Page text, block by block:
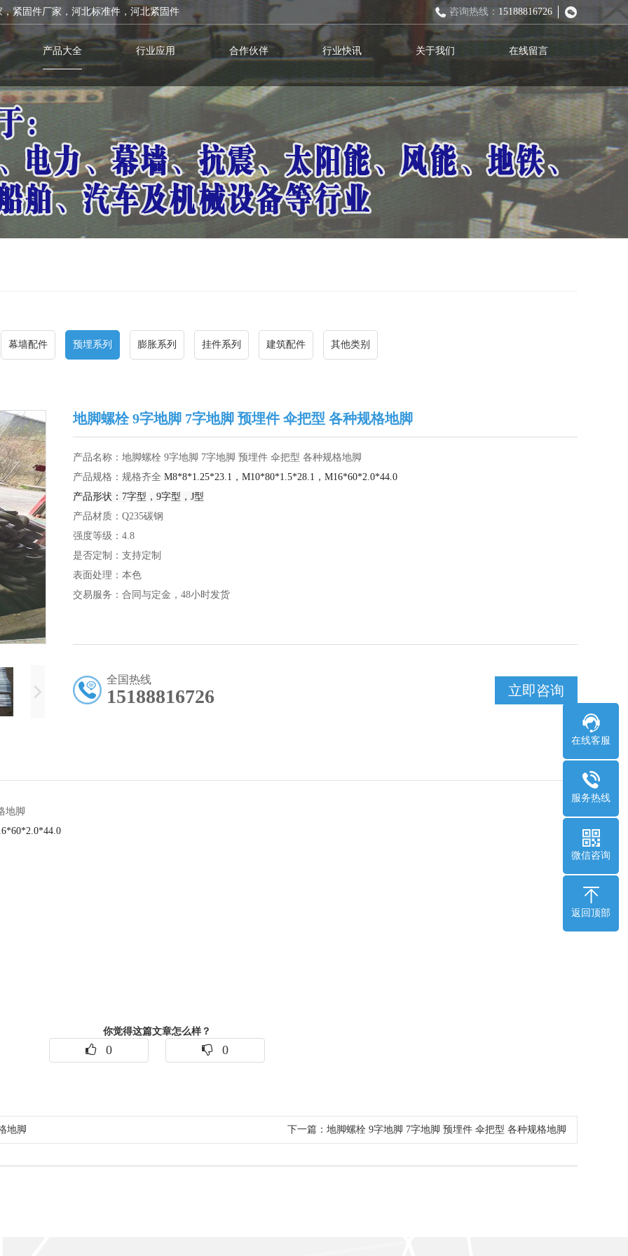
紧固件厂家，河北标准件，河北紧固件 咨询热线： 15188816726
产品大全 行业应用 合作伙伴 行业快讯 关于我们 在线留言
幕墙配件 预埋系列 膨胀系列 挂件系列 建筑配件 其他类别
地脚螺栓 9字地脚 7字地脚 预埋件 伞把型 各种规格地脚
产品名称：地脚螺栓 9字地脚 7字地脚 预埋件 伞把型 各种规格地脚
产品规格：规格齐全 M8*8*1.25*23.1， M10*80*1.5*28.1， M16*60*2.0*44.0
产品形状：7字型，9字型，J型
产品材质： Q235碳钢
强度等级：4.8
是否定制：支持定制
表面处理：本色
交易服务：合同与定金，48小时发货
立即咨询
全国热线
15188816726
地脚
你觉得这篇文章怎么样？
0 0
地脚 下一篇：地脚螺栓 9字地脚 7字地脚 预埋件 伞把型 各种规格地脚
在线客服
服务热线
微信咨询
返回顶部